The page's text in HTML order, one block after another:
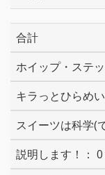
合計
0